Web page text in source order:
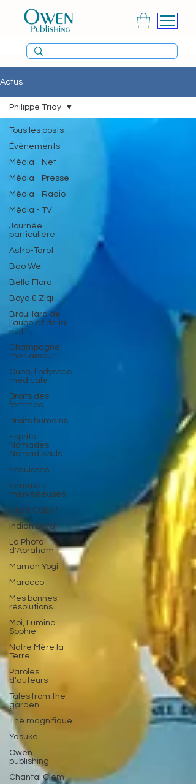
Actus
Tous les posts
Évènements
Média - Net
Média - Presse
Média - Radio
Média - TV
Journée
particulière
Astro-Tarot
Bao Wei
Bella Flora
Boya & Ziqi
Brouillard de
l'aube et de la
nuit
Champagne
mon amour
Cuba, l'odyssée
médicale
Droits des
femmes
Droits humains
Esprits
Nomades ·
Nomad Souls
Esquisses
Femmes
merveilleuses
¡ Holà Cuba !
Indian Diwali
La Photo
d'Abraham
Maman Yogi
Marocco
Mes bonnes
résolutions
Moi, Lumina
Sophie
Notre Mère la
Terre
Paroles
d'auteurs
Tales from the
garden
Thé magnifique
Yasuke
Owen
publishing
Chantal Clem
Philippe Triay